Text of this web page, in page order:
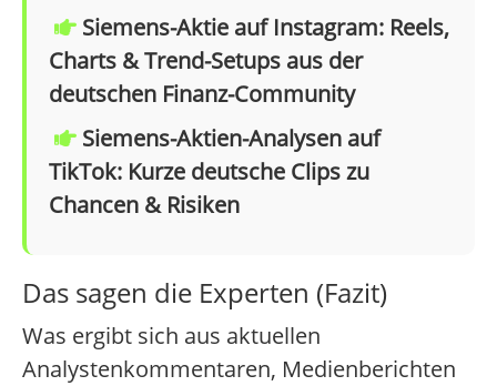
Siemens-Aktie auf Instagram: Reels,
Charts & Trend-Setups aus der
deutschen Finanz-Community
Siemens-Aktien-Analysen auf
TikTok: Kurze deutsche Clips zu
Chancen & Risiken
Das sagen die Experten (Fazit)
Was ergibt sich aus aktuellen
Analystenkommentaren, Medienberichten